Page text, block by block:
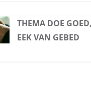
THEMA DOE
EEK VAN GEBED